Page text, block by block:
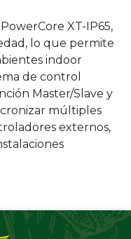
XT-IP65,
lo que permite
indoor
de control
Master/Slave y
múltiples
externos,